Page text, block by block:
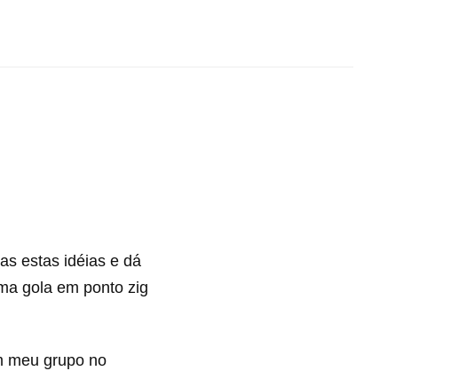
estas idéias e dá
gola em ponto zig
meu grupo no